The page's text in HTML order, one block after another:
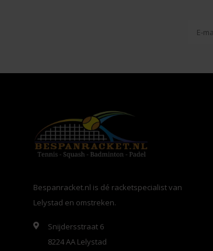
Bespanracket.nl is dé racketspecialist van
Lelystad en omstreken.
Snijdersstraat 6
8224 AA Lelystad